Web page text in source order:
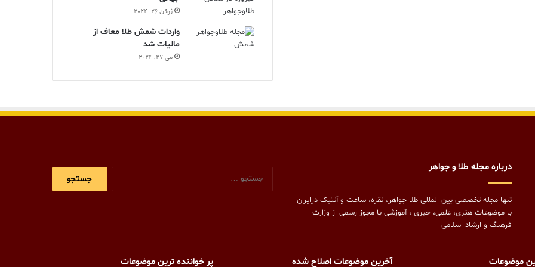
ژوئن 26, 2024
واردات شمش طلا معاف از
مالیات شد
می 27, 2024
درباره مجله طلا و جواهر
تنها مجله تخصصی بین المللی طلا جواهر، نقره، ساعت و آنتیک درایران
با موضوعات هنری، علمی، خبری ، آموزشی با مجوز رسمی از وزارت
فرهنگ و ارشاد اسلامی
موضوعات آخرین موضوعات اصلاح شده پر خواننده ترین موضوعات